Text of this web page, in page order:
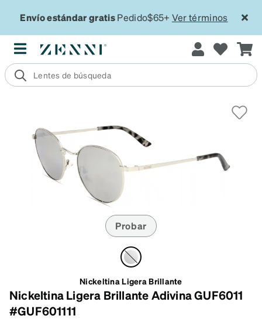
Envío estándar gratisPedido$65+ Ver términos
Probar
Nickeltina Ligera Brillante
Nickeltina Ligera Brillante Adivina GUF6011
#GUF601111